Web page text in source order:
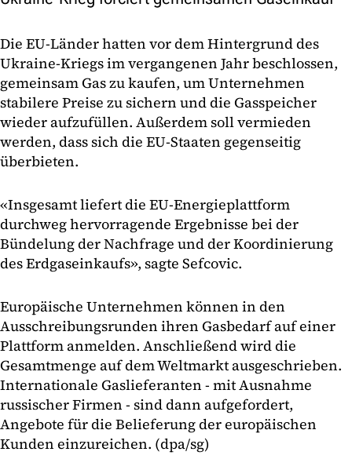
Die EU-Länder hatten vor dem Hintergrund des
Ukraine-Kriegs im vergangenen Jahr beschlossen,
gemeinsam Gas zu kaufen, um Unternehmen
stabilere Preise zu sichern und die Gasspeicher
wieder aufzufüllen. Außerdem soll vermieden
werden, dass sich die EU-Staaten gegenseitig
überbieten.
«Insgesamt liefert die EU-Energieplattform
durchweg hervorragende Ergebnisse bei der
Bündelung der Nachfrage und der Koordinierung
des Erdgaseinkaufs», sagte Sefcovic.
Europäische Unternehmen können in den
Ausschreibungsrunden ihren Gasbedarf auf einer
Plattform anmelden. Anschließend wird die
Gesamtmenge auf dem Weltmarkt ausgeschrieben.
Internationale Gaslieferanten - mit Ausnahme
russischer Firmen - sind dann aufgefordert,
Angebote für die Belieferung der europäischen
Kunden einzureichen. (dpa/sg)